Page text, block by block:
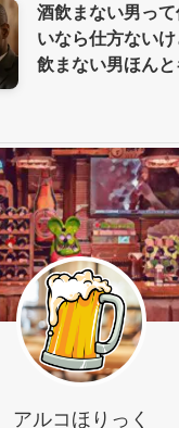
酒飲まない男っ
いなら仕方ない
飲まない男ほん
アルコほりっく